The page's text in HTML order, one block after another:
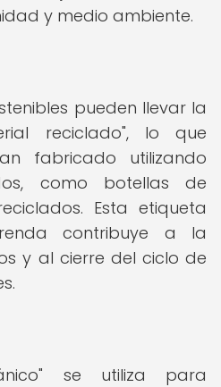
y medio ambiente.
pueden llevar la
reciclado", lo que
fabricado utilizando
como botellas de
Esta etiqueta
contribuye a la
y al cierre del ciclo de
se utiliza para